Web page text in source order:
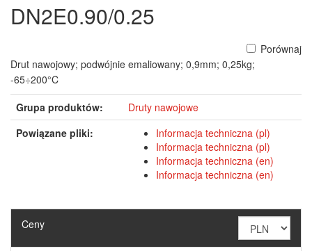
DN2E0.90/0.25
Porównaj
Drut nawojowy; podwójnie emaliowany; 0,9mm; 0,25kg;
-65÷200°C
Grupa produktów:
Druty nawojowe
Powiązane pliki:
Informacja techniczna (pl)
Informacja techniczna (pl)
Informacja techniczna (en)
Informacja techniczna (en)
Ceny